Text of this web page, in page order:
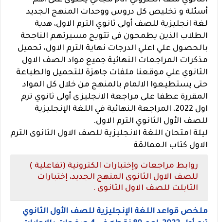
أسئلة و تخليص كل دروس ووحدات المنهج الجديد
لغة انجليزية للصف أولى ثانوي الترم الاول، هدية
الطلاب الذين يطمحون فى تتويج مسيرتهم الناجحة
بالحصول علي اعلي الدرجات نهاية الترم الاول، تحميل
مذكرات المراجعات النهائية جميع مواد الصف الاول
الثانوي علي موقعنا ملفات جاهزة للتحميل والطباعة
حتى يستطيعوا الالمام بالمنهج من خلال كل المواد
المقررة عطفا على مراجعة الانجليزى أولى ثانوي ترم
اول 2022، المراجعة النهائية في اللغة الإنجليزية
للصف الأول الثانوي الترم الاول.
ليلة امتحان اللغة الانجليزية للصف الاول الثانوى الترم
الاول كتاب العمالقة
روابط مراجعات وإختبارات الكترونية (تفاعلية )
للصف الاول الثانوى المنهج الجديد، إختبارات
التابلت للصف الاول الثانوى .
ملخص قواعد اللغة الإنجليزية للصف الأول الثانوي